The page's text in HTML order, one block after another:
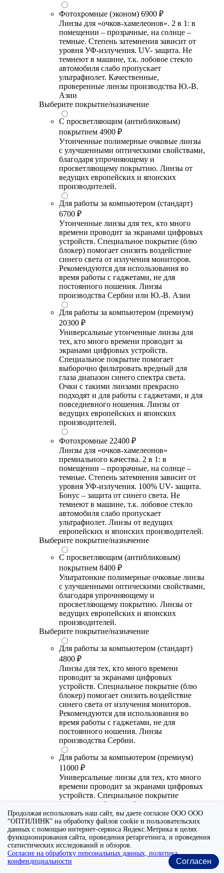
Фотохромные (эконом) 6900 ₽
Линзы для «очков-хамелеонов». 2 в 1: в
помещении – прозрачные, на солнце –
темные. Степень затемнения зависит от
уровня УФ-излучения. UV- защита. Не
темнеют в машине, т.к. лобовое стекло
автомобиля слабо пропускает
ультрафиолет. Качественные,
проверенные линзы производства Ю.-В.
Азии
Выберите покрытие/назначение
С просветляющим (антибликовым)
покрытием 4900 ₽
Утонченные полимерные очковые линзы
с улучшенными оптическими свойствами,
благодаря упрочняющему и
просветляющему покрытию. Линзы от
ведущих европейских и японских
производителей.
Для работы за компьютером (стандарт)
6700 ₽
Утонченные линзы для тех, кто много
времени проводит за экранами цифровых
устройств. Специальное покрытие (блю
блокер) помогает снизить воздействие
синего света от излучения мониторов.
Рекомендуются для использования во
время работы с гаджетами, не для
постоянного ношения. Линзы
производства Сербии или Ю.-В. Азии
Для работы за компьютером (премиум)
20300 ₽
Универсальные утонченные линзы для
тех, кто много времени проводит за
экранами цифровых устройств.
Специальное покрытие помогает
выборочно фильтровать вредный для
глаза диапазон синего спектра света.
Очки с такими линзами прекрасно
подходят и для работы с гаджетами, и для
повседневного ношения. Линзы от
ведущих европейских и японских
производителей.
Фотохромные 22400 ₽
Линзы для «очков-хамелеонов»
премиального качества. 2 в 1: в
помещении – прозрачные, на солнце –
темные. Степень затемнения зависит от
уровня УФ-излучения. 100% UV- защита.
Бонус – защита от синего света. Не
темнеют в машине, т.к. лобовое стекло
автомобиля слабо пропускает
ультрафиолет. Линзы от ведущих
европейских и японских производителей.
Выберите покрытие/назначение
С просветляющим (антибликовым)
покрытием 8400 ₽
Ультратонкие полимерные очковые линзы
с улучшенными оптическими свойствами,
благодаря упрочняющему и
просветляющему покрытию. Линзы от
ведущих европейских и японских
производителей.
Выберите покрытие/назначение
Для работы за компьютером (стандарт)
4800 ₽
Линзы для тех, кто много времени
проводит за экранами цифровых
устройств. Специальное покрытие (блю
блокер) помогает снизить воздействие
синего света от излучения мониторов.
Рекомендуются для использования во
время работы с гаджетами, не для
постоянного ношения. Линзы
производства Сербии.
Для работы за компьютером (премиум)
11000 ₽
Универсальные линзы для тех, кто много
времени проводит за экранами цифровых
устройств. Специальное покрытие
помогает выборочно фильтровать
вредный для глаза диапазон синего
спектра света. Очки с такими линзами
прекрасно подходят и для работы с
гаджетами, и для повседневного
ношения. Линзы от ведущих европейских
и японских производителей.
Выберите покрытие/назначение
Продолжая использовать наш сайт, вы даете согласие ООО ООО
“ОПТИЛИНК” на обработку файлов cookie и пользовательских
данных с помощью интернет-сервиса Яндекс.Метрика в целях
функционирования сайта, проведения ретаргетинга, и проведения
статистических исследований и обзоров.
Согласие на обработку персональных данных, политика
конфендициальности
Согласен